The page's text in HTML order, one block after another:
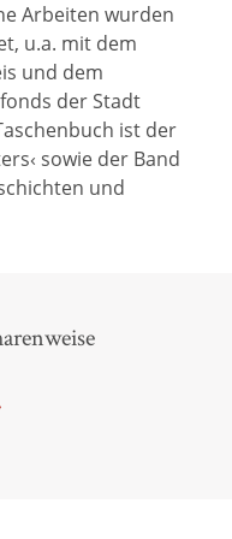
Arbeiten wurden
u.a. mit dem
und dem
der Stadt
ist der
sowie der Band
und